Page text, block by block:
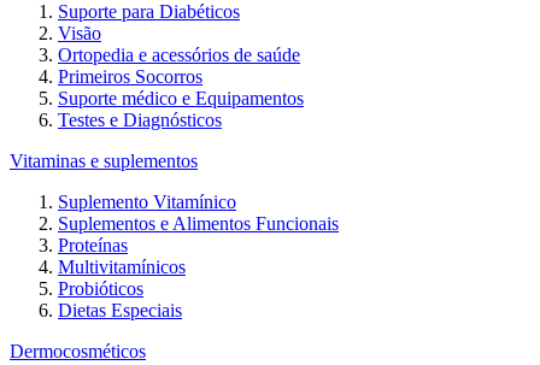
Suporte para Diabéticos
Visão
Ortopedia e acessórios de saúde
Primeiros Socorros
Suporte médico e Equipamentos
Testes e Diagnósticos
Vitaminas e suplementos
Suplemento Vitamínico
Suplementos e Alimentos Funcionais
Proteínas
Multivitamínicos
Probióticos
Dietas Especiais
Dermocosméticos